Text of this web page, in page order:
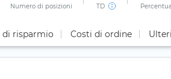
Numero di posizioni TD
di risparmio Costi di ordine